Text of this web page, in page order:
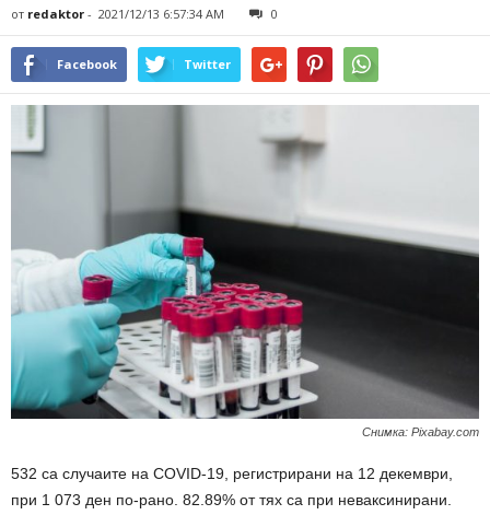
от redaktor - 2021/12/13 6:57:34 AM 0
Facebook Twitter
Снимка: Pixabay.com
532 са случаите на COVID-19, регистрирани на 12 декември,
при 1 073 ден по-рано. 82.89% от тях са при неваксинирани.